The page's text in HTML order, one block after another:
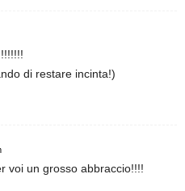
di restare incinta!)
voi un grosso abbraccio!!!!